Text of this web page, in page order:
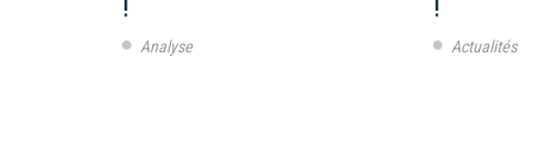
!
Analyse
!
Actualités